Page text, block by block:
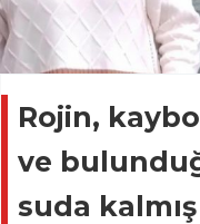
Rojin,
ve
suda kalmış